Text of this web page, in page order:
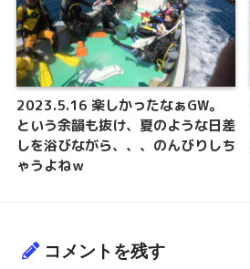
2023.5.16 楽しかったなぁGW。
という余韻も抜け、夏のような日差
しを浴びながら、、、のんびりしち
ゃうよねｗ
コメントを残す